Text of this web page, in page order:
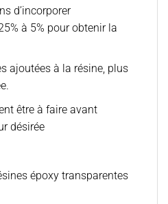
d’incorporer
à 5% pour obtenir la
ajoutées à la résine, plus
être à faire avant
désirée
époxy transparentes